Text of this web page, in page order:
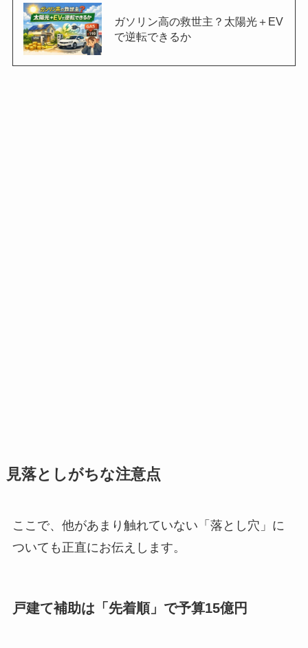
ガソリン高の救世主？太陽光＋EV
で逆転できるか
見落としがちな注意点
ここで、他があまり触れていない「落とし穴」に
ついても正直にお伝えします。
戸建て補助は「先着順」で予算15億円